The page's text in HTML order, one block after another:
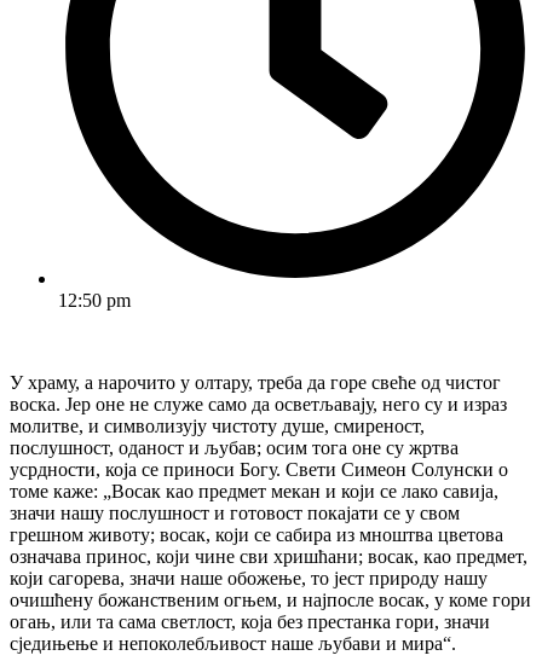
12:50 pm
У храму, а нарочито у олтару, треба да горе свеће од чистог
воска. Јер оне не служе само да осветљавају, него су и израз
молитве, и символизују чистоту душе, смиреност,
послушност, оданост и љубав; осим тога оне су жртва
усрдности, која се приноси Богу. Свети Симеон Солунски о
томе каже: „Восак као предмет мекан и који се лако савија,
значи нашу послушност и готовост покајати се у свом
грешном животу; восак, који се сабира из мноштва цветова
означава принос, који чине сви хришћани; восак, као предмет,
који сагорева, значи наше обожење, то јест природу нашу
очишћену божанственим огњем, и најпосле восак, у коме гори
огањ, или та сама светлост, која без престанка гори, значи
сједињење и непоколебљивост наше љубави и мира“.